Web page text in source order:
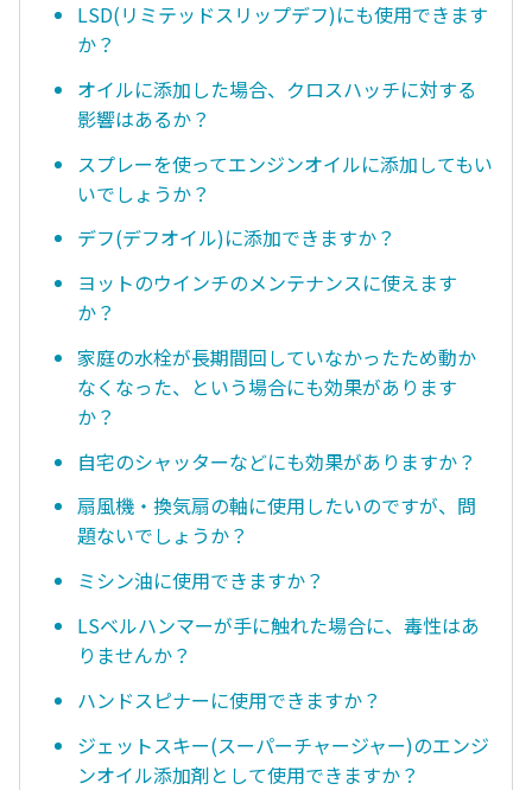
LSD(リミテッドスリップデフ)にも使用できます
か？
オイルに添加した場合、クロスハッチに対する
影響はあるか？
スプレーを使ってエンジンオイルに添加してもい
いでしょうか？
デフ(デフオイル)に添加できますか？
ヨットのウインチのメンテナンスに使えます
か？
家庭の水栓が長期間回していなかったため動か
なくなった、という場合にも効果があります
か？
自宅のシャッターなどにも効果がありますか？
扇風機・換気扇の軸に使用したいのですが、問
題ないでしょうか？
ミシン油に使用できますか？
LSベルハンマーが手に触れた場合に、毒性はあ
りませんか？
ハンドスピナーに使用できますか？
ジェットスキー(スーパーチャージャー)のエンジ
ンオイル添加剤として使用できますか？